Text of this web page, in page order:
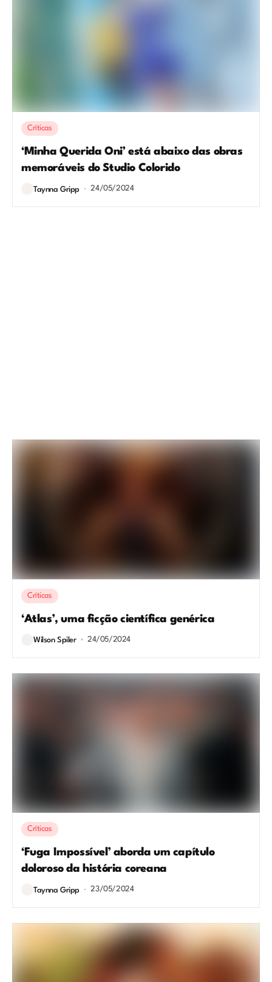
Críticas
‘Minha Querida Oni’ está abaixo das obras
memoráveis do Studio Colorido
Taynna Gripp 24/05/2024
Críticas
‘Atlas’, uma ficção científica genérica
Wilson Spiler 24/05/2024
Críticas
‘Fuga Impossível’ aborda um capítulo
doloroso da história coreana
Taynna Gripp 23/05/2024